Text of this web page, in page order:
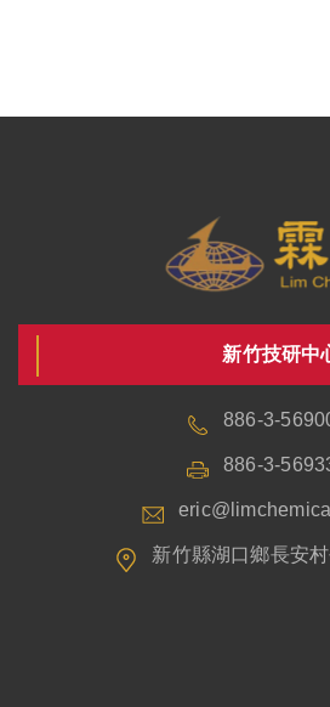
新竹技研中
886-3-
886-3-
新竹縣湖口鄉長安